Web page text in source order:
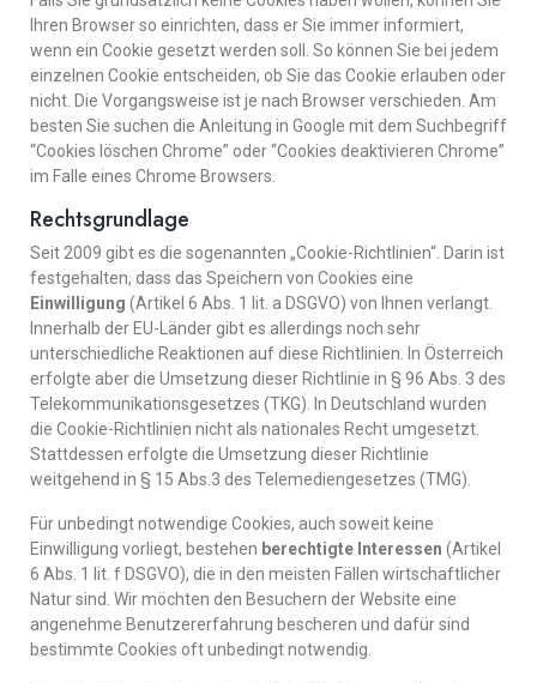
Ihren Browser so einrichten, dass er Sie immer informiert,
wenn ein Cookie gesetzt werden soll. So können Sie bei jedem
einzelnen Cookie entscheiden, ob Sie das Cookie erlauben oder
nicht. Die Vorgangsweise ist je nach Browser verschieden. Am
besten Sie suchen die Anleitung in Google mit dem Suchbegriff
“Cookies löschen Chrome” oder “Cookies deaktivieren Chrome”
im Falle eines Chrome Browsers.
Rechtsgrundlage
Seit 2009 gibt es die sogenannten „Cookie-Richtlinien“. Darin ist
festgehalten, dass das Speichern von Cookies eine
Einwilligung (Artikel 6 Abs. 1 lit. a DSGVO) von Ihnen verlangt.
Innerhalb der EU-Länder gibt es allerdings noch sehr
unterschiedliche Reaktionen auf diese Richtlinien. In Österreich
erfolgte aber die Umsetzung dieser Richtlinie in § 96 Abs. 3 des
Telekommunikationsgesetzes (TKG). In Deutschland wurden
die Cookie-Richtlinien nicht als nationales Recht umgesetzt.
Stattdessen erfolgte die Umsetzung dieser Richtlinie
weitgehend in § 15 Abs.3 des Telemediengesetzes (TMG).
Für unbedingt notwendige Cookies, auch soweit keine
Einwilligung vorliegt, bestehen berechtigte Interessen (Artikel
6 Abs. 1 lit. f DSGVO), die in den meisten Fällen wirtschaftlicher
Natur sind. Wir möchten den Besuchern der Website eine
angenehme Benutzererfahrung bescheren und dafür sind
bestimmte Cookies oft unbedingt notwendig.